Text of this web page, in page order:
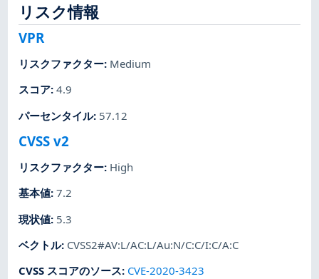
リスク情報
VPR
リスクファクター: Medium
スコア:4.9
パーセンタイル: 57.12
CVSS v2
リスクファクター: High
基本値:7.2
現状値: 5.3
ベクトル: CVSS2#AV:L/AC:L/Au:N/C:C/I:C/A:C
CVSS スコアのソース: CVE-2020-3423